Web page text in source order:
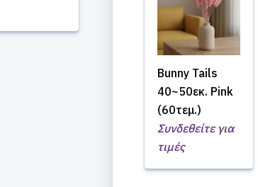
Bunny Tails
40~50εκ. Pink
(60τεμ.)
Συνδεθείτε για
τιμές